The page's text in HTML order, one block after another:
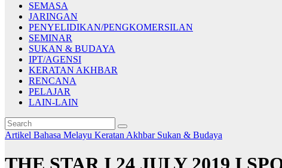
SEMASA
JARINGAN
PENYELIDIKAN/PENGKOMERSILAN
SEMINAR
SUKAN & BUDAYA
IPT/AGENSI
KERATAN AKHBAR
RENCANA
PELAJAR
LAIN-LAIN
Artikel Bahasa Melayu Keratan Akhbar Sukan & Budaya